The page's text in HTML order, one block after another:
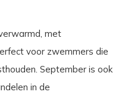
met
voor zwemmers die
September is ook
in de